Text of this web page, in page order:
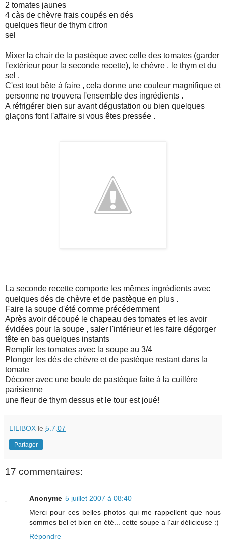
2 tomates jaunes
4 càs de chèvre frais coupés en dés
quelques fleur de thym citron
sel
Mixer la chair de la pastèque avec celle des tomates (garder
l'extérieur pour la seconde recette), le chèvre , le thym et du
sel .
C'est tout bête à faire , cela donne une couleur magnifique et
personne ne trouvera l'ensemble des ingrédients .
A réfrigérer bien sur avant dégustation ou bien quelques
glaçons font l'affaire si vous êtes pressée .
La seconde recette comporte les mêmes ingrédients avec
quelques dés de chèvre et de pastèque en plus .
Faire la soupe d'été comme précédemment
Après avoir découpé le chapeau des tomates et les avoir
évidées pour la soupe , saler l'intérieur et les faire dégorger
tête en bas quelques instants
Remplir les tomates avec la soupe au 3/4
Plonger les dés de chèvre et de pastèque restant dans la
tomate
Décorer avec une boule de pastèque faite à la cuillère
parisienne
une fleur de thym dessus et le tour est joué!
LILIBOX le 5.7.07
Partager
17 commentaires:
Anonyme 5 juillet 2007 à 08:40
Merci pour ces belles photos qui me rappellent que nous
sommes bel et bien en été... cette soupe a l'air délicieuse :)
Répondre